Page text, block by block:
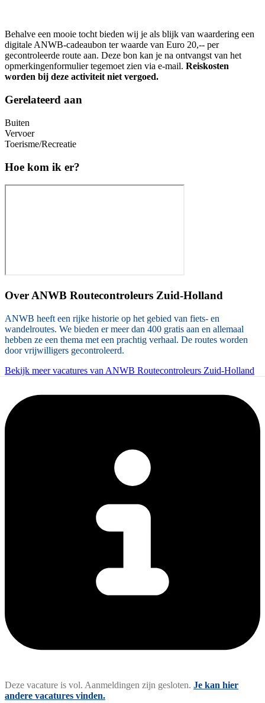
Behalve een mooie tocht bieden wij je als blijk van waardering een
digitale ANWB-cadeaubon ter waarde van Euro 20,-- per
gecontroleerde route aan. Deze bon kan je na ontvangst van het
opmerkingenformulier tegemoet zien via e-mail. Reiskosten
worden bij deze activiteit niet vergoed.
Gerelateerd aan
Buiten
Vervoer
Toerisme/Recreatie
Hoe kom ik er?
Over ANWB Routecontroleurs Zuid-Holland
ANWB heeft een rijke historie op het gebied van fiets- en
wandelroutes. We bieden er meer dan 400 gratis aan en allemaal
hebben ze een thema met een prachtig verhaal. De routes worden
door vrijwilligers gecontroleerd.
Bekijk meer vacatures van ANWB Routecontroleurs Zuid-Holland
Deze vacature is vol. Aanmeldingen zijn gesloten. Je kan hier
andere vacatures vinden.